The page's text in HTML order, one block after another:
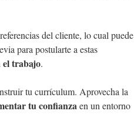
del cliente, lo cual puede
para postularte a estas
el trabajo.
tu currículum. Aprovecha la
tu confianzaen un entorno